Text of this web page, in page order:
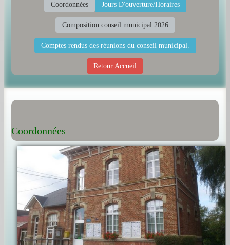
Adresses utiles
Blog Salle des Fêtes
Livre d'or
Coordonnées Jours D'ouverture/Horaires
Composition conseil municipal 2026
Comptes rendus des réunions du conseil municipal.
Retour Accueil
Coordonnées